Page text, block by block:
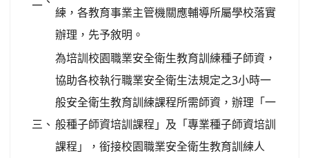
練，各教育事業主管機關應輔導所屬學校落實
辦理，先予敘明。
三、
為培訓校園職業安全衛生教育訓練種子師資，
協助各校執行職業安全衛生法規定之3小時一
般安全衛生教育訓練課程所需師資，辦理「一
般種子師資培訓課程」及「專業種子師資培訓
課程」，銜接校園職業安全衛生教育訓練人